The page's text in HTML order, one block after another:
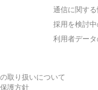
通信に関す
採用を検討
利用者デー
取り扱いについて
護方針